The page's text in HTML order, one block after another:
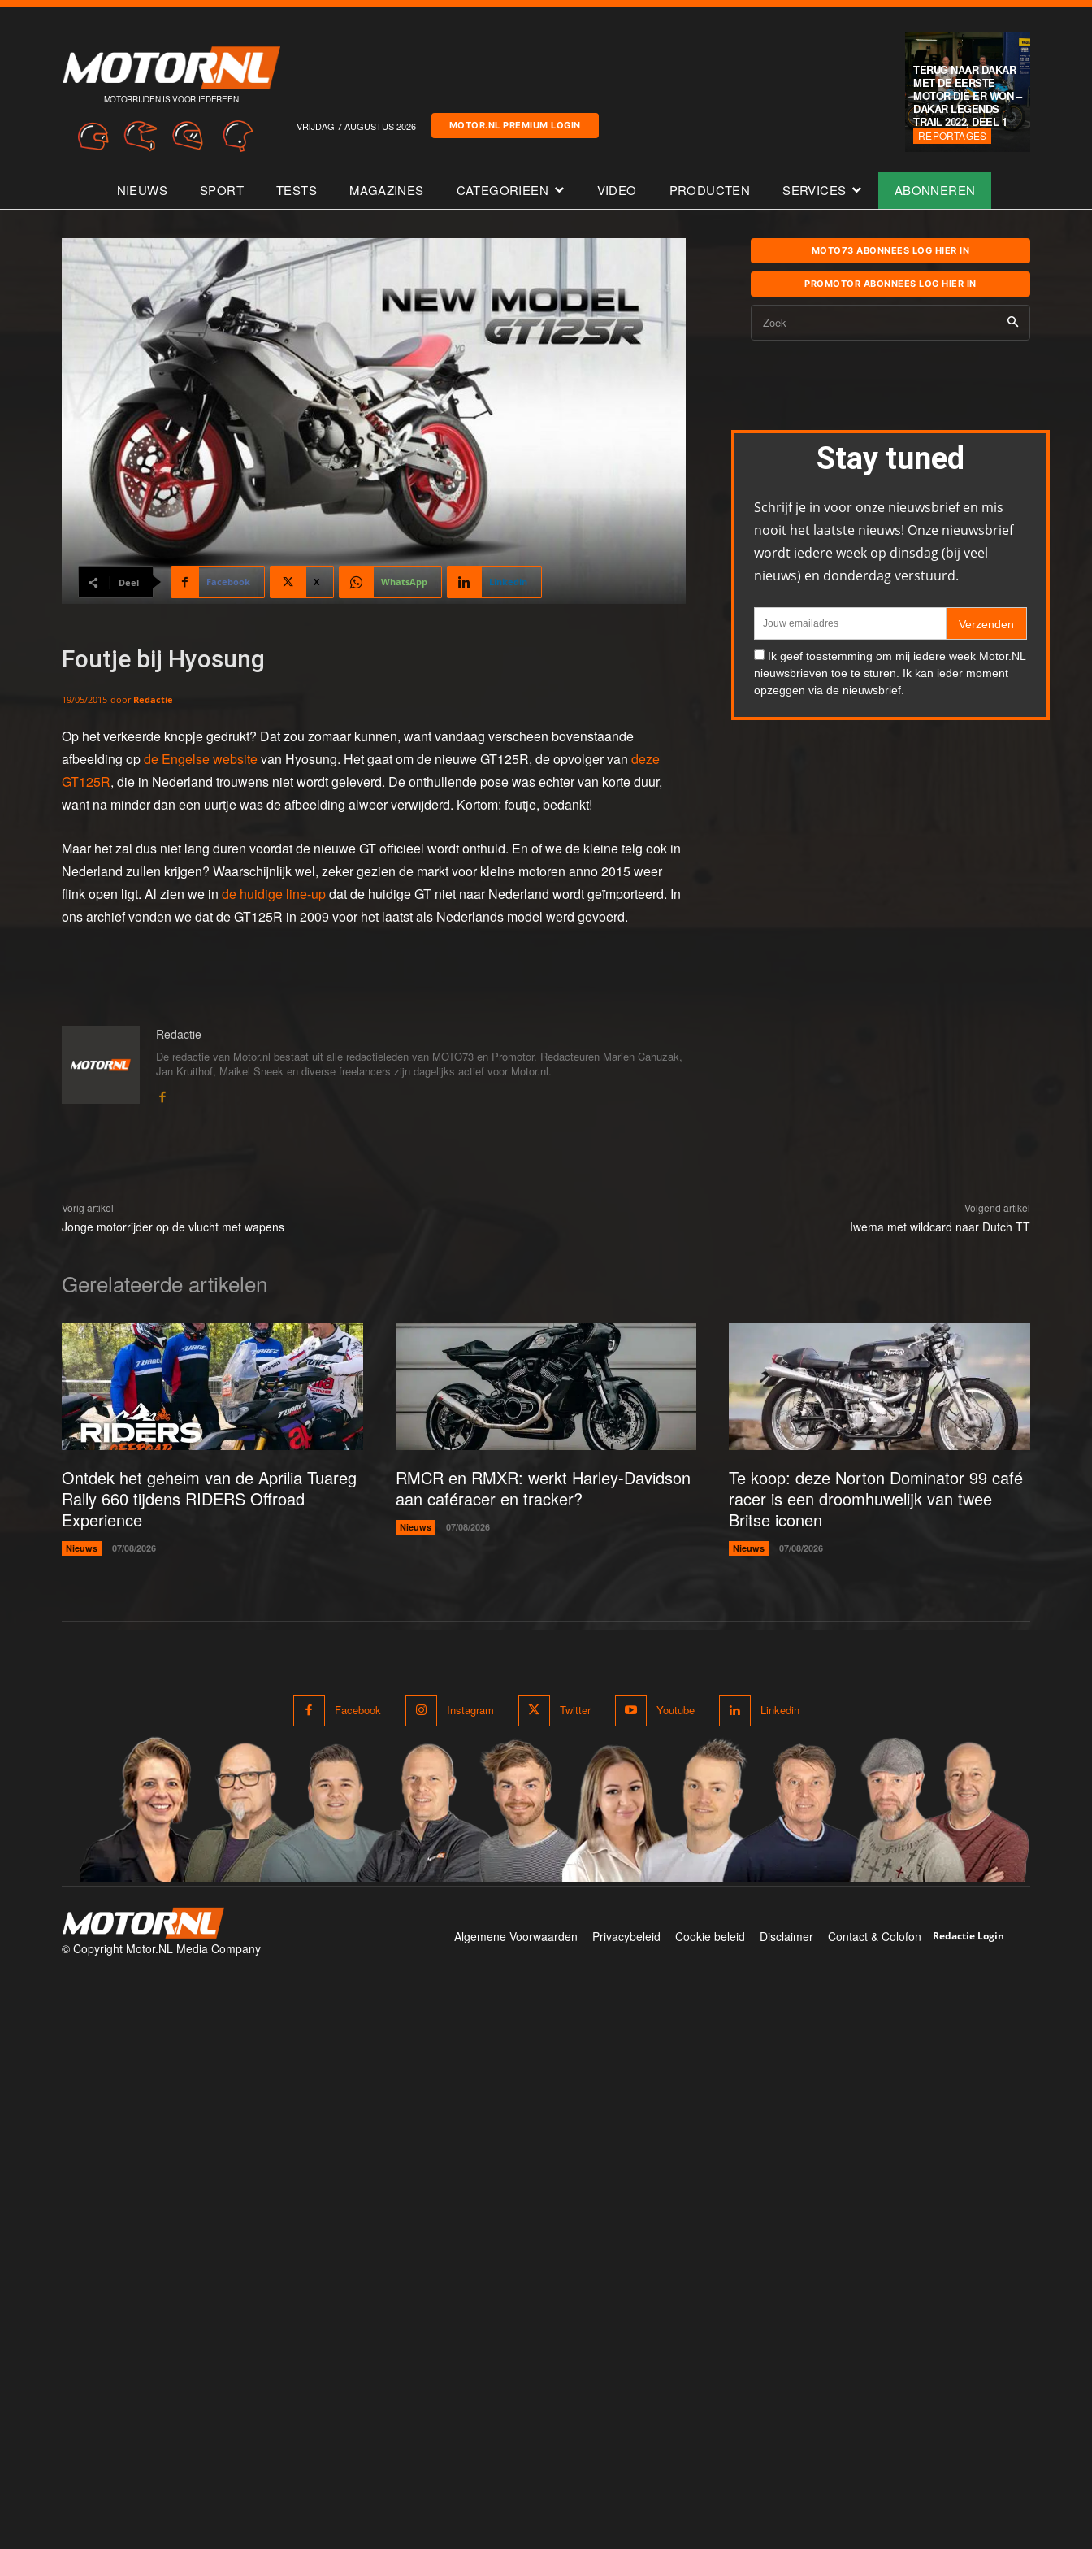
MOTORRIJDEN IS VOOR IEDEREEN
VRIJDAG 7 AUGUSTUS 2026 MOTOR.NL PREMIUM LOGIN
TERUG NAAR DAKAR
MET DE EERSTE
MOTOR DIE ER WON –
DAKAR LEGENDS
TRAIL 2022, DEEL 1
REPORTAGES
NIEUWS SPORT TESTS MAGAZINES CATEGORIEEN VIDEO PRODUCTEN SERVICES ABONNEREN
Deel Facebook X WhatsApp Linkedin
Foutje bij Hyosung
19/05/2015 door Redactie
Op het verkeerde knopje gedrukt? Dat zou zomaar kunnen, want vandaag verscheen bovenstaande
afbeelding opde Engelse websitevan Hyosung. Het gaat om de nieuwe GT125R, de opvolger van deze
GT125R, die in Nederland trouwens niet wordt geleverd. De onthullende pose was echter van korte duur,
want na minder dan een uurtje was de afbeelding alweer verwijderd. Kortom: foutje, bedankt!
Maar het zal dus niet lang duren voordat de nieuwe GT officieel wordt onthuld. En of we de kleine telg ook in
Nederland zullen krijgen? Waarschijnlijk wel, zeker gezien de markt voor kleine motoren anno 2015 weer
flink open ligt. Al zien we in de huidige line-updat de huidige GT niet naar Nederland wordt geïmporteerd. In
ons archief vonden we dat de GT125R in 2009 voor het laatst als Nederlands model werd gevoerd.
Redactie
De redactie van Motor.nl bestaat uit alle redactieleden van MOTO73 en Promotor. Redacteuren Marien Cahuzak,
Jan Kruithof, Maikel Sneek en diverse freelancers zijn dagelijks actief voor Motor.nl.
MOTO73 ABONNEES LOG HIER IN
PROMOTOR ABONNEES LOG HIER IN
Zoek
Stay tuned
Schrijf je in voor onze nieuwsbrief en mis
nooit het laatste nieuws! Onze nieuwsbrief
wordt iedere week op dinsdag (bij veel
nieuws) en donderdag verstuurd.
Verzenden
Ik geef toestemming om mij iedere week Motor.NL
nieuwsbrieven toe te sturen. Ik kan ieder moment
opzeggen via de nieuwsbrief.
Vorig artikel
Jonge motorrijder op de vlucht met wapens
Volgend artikel
Iwema met wildcard naar Dutch TT
Gerelateerde artikelen
Ontdek het geheim van de Aprilia Tuareg
Rally 660 tijdens RIDERS Offroad
Experience
Nieuws 07/08/2026
RMCR en RMXR: werkt Harley-Davidson
aan caféracer en tracker?
Nieuws 07/08/2026
Te koop: deze Norton Dominator 99 café
racer is een droomhuwelijk van twee
Britse iconen
Nieuws 07/08/2026
Facebook Instagram Twitter Youtube Linkedin
© Copyright Motor.NL Media Company
Algemene Voorwaarden Privacybeleid Cookie beleid Disclaimer Contact & Colofon Redactie Login